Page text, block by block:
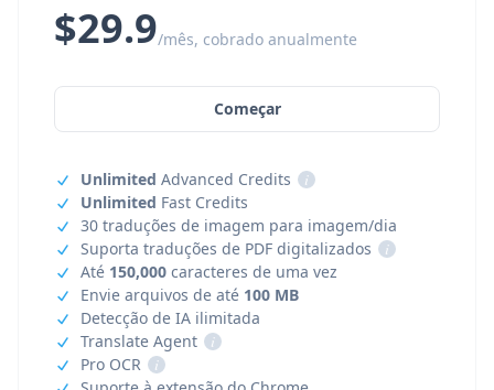
$29.9/mês, cobrado anualmente
Começar
Unlimited Advanced Credits
i
Unlimited Fast Credits
30 traduções de imagem para imagem/dia
Suporta traduções de PDF digitalizados
i
Até 150,000 caracteres de uma vez
Envie arquivos de até 100 MB
Detecção de IA ilimitada
Translate Agent
i
Pro OCR
i